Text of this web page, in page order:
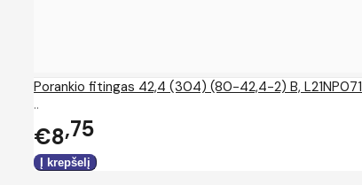
Porankio fitingas 42,4 (304) (80-42,4-2) B, L21NP071
..
€8 75